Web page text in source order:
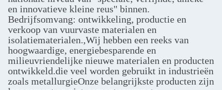
en innovatieve kleine reus" binnen.
Bedrijfsomvang: ontwikkeling, productie en
verkoop van vuurvaste materialen en
isolatiematerialen.,Wij hebben een reeks van
hoogwaardige, energiebesparende en
milieuvriendelijke nieuwe materialen en producten
ontwikkeld.die veel worden gebruikt in industrieën
zoals metallurgieOnze belangrijkste producten zijn